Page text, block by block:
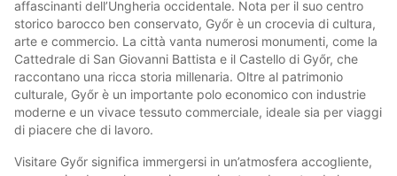
affascinanti dell’Ungheria occidentale. Nota per il suo centro
storico barocco ben conservato, Győr è un crocevia di cultura,
arte e commercio. La città vanta numerosi monumenti, come la
Cattedrale di San Giovanni Battista e il Castello di Győr, che
raccontano una ricca storia millenaria. Oltre al patrimonio
culturale, Győr è un importante polo economico con industrie
moderne e un vivace tessuto commerciale, ideale sia per viaggi
di piacere che di lavoro.
Visitare Győr significa immergersi in un’atmosfera accogliente,